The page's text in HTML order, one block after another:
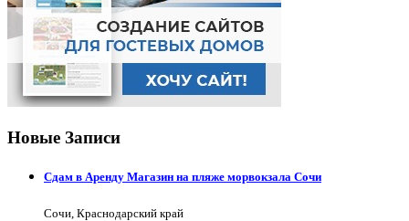
Новые Записи
Сдам в Аренду Магазин на пляже морвокзала Сочи
Сочи, Краснодарский край